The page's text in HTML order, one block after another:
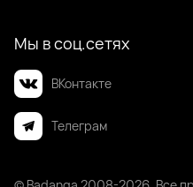
Мы в соц.сетях
ВКонтакте
Телеграм